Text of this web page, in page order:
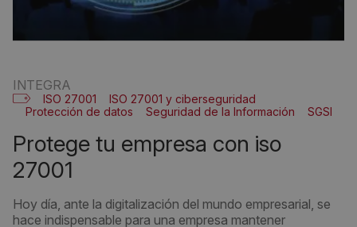
INTEGRA
ISO 27001
ISO 27001 y ciberseguridad
Protección de datos
Seguridad de la Información SGSI
protege tu empresa con iso
27001
Hoy día, ante la digitalización del mundo empresarial, se
hace indispensable para una empresa mantener